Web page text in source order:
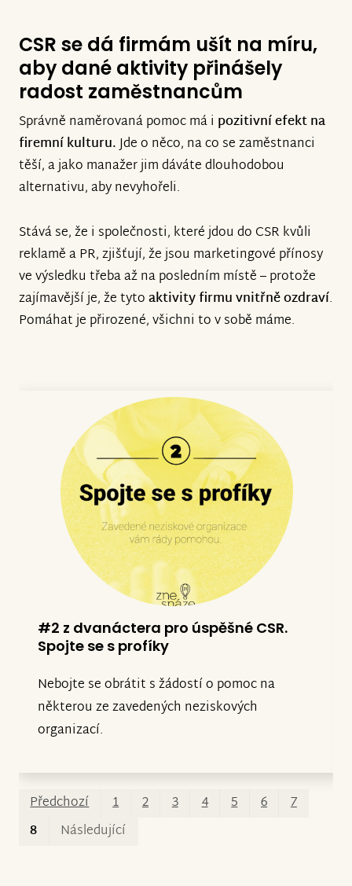
CSR se dá firmám ušít na míru,
aby dané aktivity přinášely
radost zaměstnancům
Správně naměrovaná pomoc má i pozitivní efekt na
firemní kulturu.Jde o něco, na co se zaměstnanci
těší, a jako manažer jim dáváte dlouhodobou
alternativu, aby nevyhořeli.
Stává se, že i společnosti, které jdou do CSR kvůli
reklamě a PR, zjišťují, že jsou marketingové přínosy
ve výsledku třeba až na posledním místě – protože
zajímavější je, že tytoaktivity firmu vnitřně ozdraví.
Pomáhat je přirozené, všichni to v sobě máme.
#2 z dvanáctera pro úspěšné CSR.
Spojte se s profíky
Nebojte se obrátit s žádostí o pomoc na
některou ze zavedených neziskových
organizací.
Předchozí 1 2 3 4 5 6
7
8
Následující